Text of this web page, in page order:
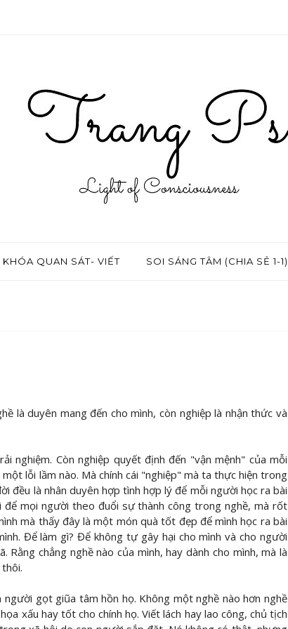
KHÓA QUAN SÁT- VIẾT SOI SÁNG TÂM (CHIA SẺ 1-1)
là duyên mang đến cho mình, còn nghiệp là nhận thức và
nghiệm. Còn nghiệp quyết định đến "vận mệnh" của mỗi
lỗi lầm nào. Mà chính cái "nghiệp" mà ta thực hiện trong
đều là nhân duyên hợp tình hợp lý để mỗi người học ra bài
để mọi người theo đuổi sự thành công trong nghề, mà rốt
mà thấy đây là một món quà tốt đẹp để mình học ra bài
Để làm gì? Để không tự gây hại cho mình và cho người
chẳng nghề nào của mình, hay dành cho mình, mà là
gọt giũa tâm hồn họ. Không một nghề nào hơn nghề
xấu hay tốt cho chính họ. Viết lách hay lao công, chủ tịch